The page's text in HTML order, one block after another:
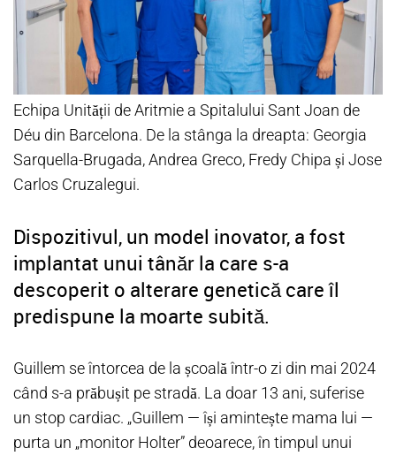
Echipa Unității de Aritmie a Spitalului Sant Joan de
Déu din Barcelona. De la stânga la dreapta: Georgia
Sarquella-Brugada, Andrea Greco, Fredy Chipa și Jose
Carlos Cruzalegui.
Dispozitivul, un model inovator, a fost
implantat unui tânăr la care s-a
descoperit o alterare genetică care îl
predispune la moarte subită.
Guillem se întorcea de la școală într-o zi din mai 2024
când s-a prăbușit pe stradă. La doar 13 ani, suferise
un stop cardiac. „Guillem — își amintește mama lui —
purta un „monitor Holter” deoarece, în timpul unui